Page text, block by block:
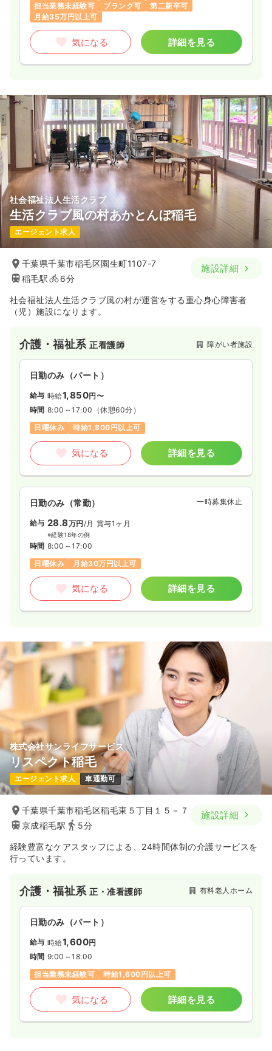
担当業務未経験可
ブランク可
第二新卒可
月給35万円以上可
気になる 詳細を見る
社会福祉法人生活クラブ
生活クラブ風の村あかとんぼ稲毛
エージェント求人
千葉県千葉市稲毛区園生町1107-7
稲毛駅
6分
施設詳細
社会福祉法人生活クラブ風の村が運営をする重心身心障害者
（児）施設になります。
介護・福祉系正看護師 障がい者施設
日勤のみ（パート）
給与 時給1,850円〜
時間 8:00～17:00 （休憩60分）
日曜休み
時給1,800円以上可
気になる 詳細を見る
日勤のみ（常勤） 一時募集休止
給与 28.8万円 /月 賞与1ヶ月
※経験18年の例
時間 8:00～17:00
日曜休み
月給30万円以上可
気になる 詳細を見る
株式会社サンライフサービス
リスペクト稲毛
エージェント求人 車通勤可
千葉県千葉市稲毛区稲毛東５丁目１５－７
京成稲毛駅
5分
施設詳細
経験豊富なケアスタッフによる、24時間体制の介護サービスを
行っています。
介護・福祉系正・准看護師 有料老人ホーム
日勤のみ（パート）
給与 時給1,600円
時間 9:00～18:00
担当業務未経験可
時給1,600円以上可
気になる 詳細を見る